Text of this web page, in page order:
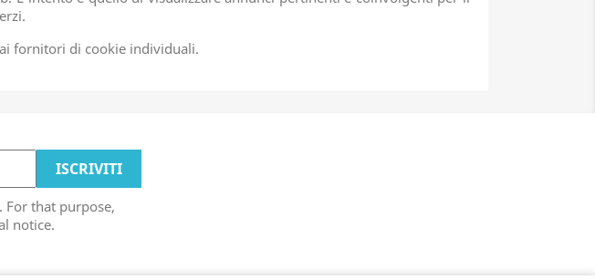
fornitori di cookie individuali.
For that purpose,
notice.